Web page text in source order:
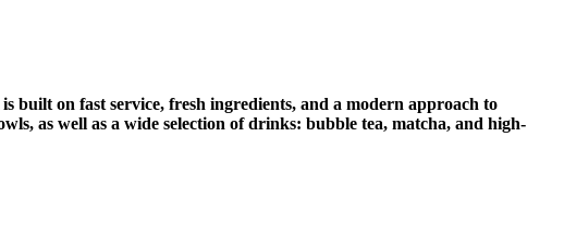
built on fast service, fresh ingredients, and a modern approach to
as well as a wide selection of drinks: bubble tea, matcha, and high-